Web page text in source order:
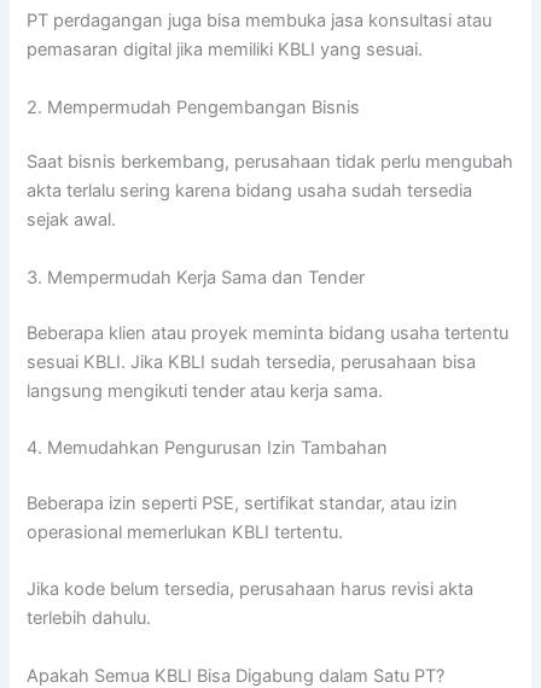
PT perdagangan juga bisa membuka jasa konsultasi atau
pemasaran digital jika memiliki KBLI yang sesuai.
2. Mempermudah Pengembangan Bisnis
Saat bisnis berkembang, perusahaan tidak perlu mengubah
akta terlalu sering karena bidang usaha sudah tersedia
sejak awal.
3. Mempermudah Kerja Sama dan Tender
Beberapa klien atau proyek meminta bidang usaha tertentu
sesuai KBLI. Jika KBLI sudah tersedia, perusahaan bisa
langsung mengikuti tender atau kerja sama.
4. Memudahkan Pengurusan Izin Tambahan
Beberapa izin seperti PSE, sertifikat standar, atau izin
operasional memerlukan KBLI tertentu.
Jika kode belum tersedia, perusahaan harus revisi akta
terlebih dahulu.
Apakah Semua KBLI Bisa Digabung dalam Satu PT?